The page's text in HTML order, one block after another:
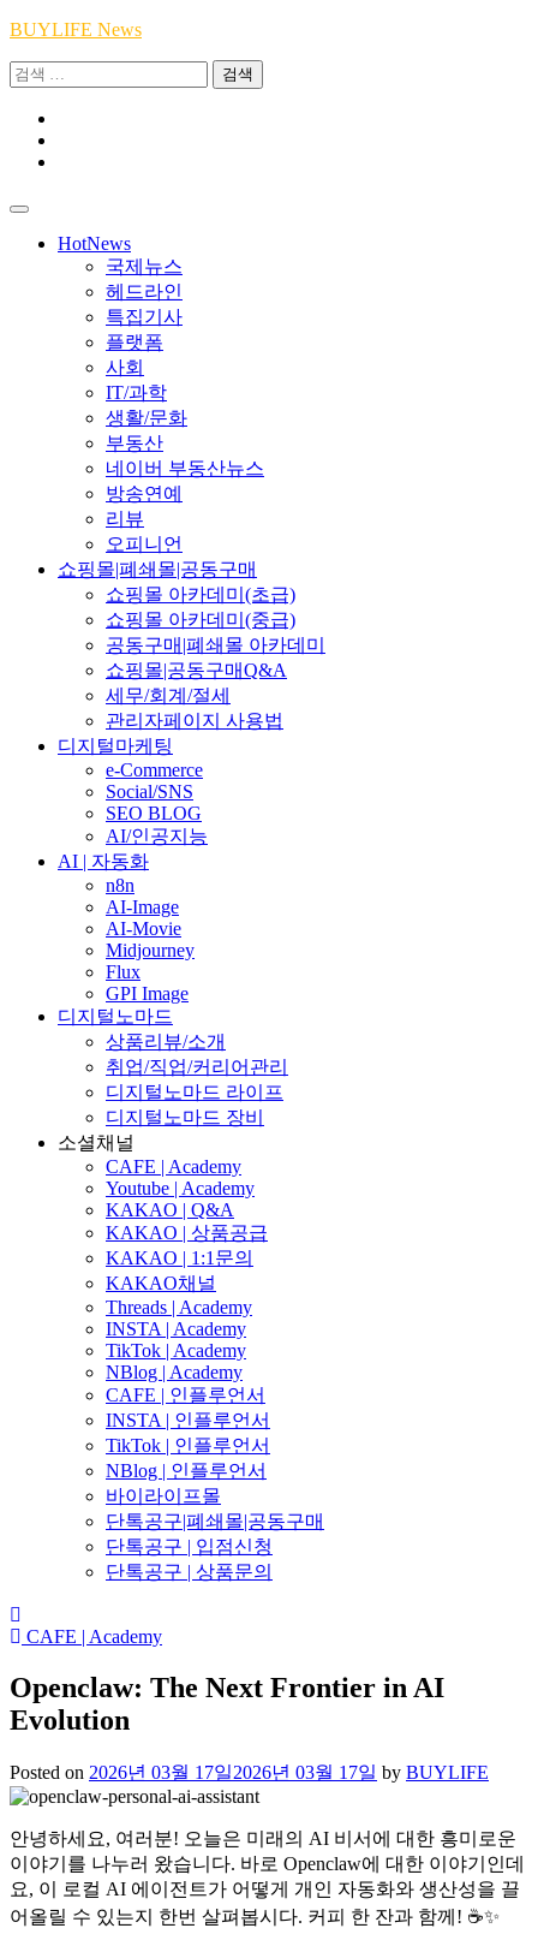
Skip
content
BUYLIFE News
검
HotNews
국제뉴스
헤드라인
특집기사
플랫폼
사회
IT/과학
생활/문화
부동산
네이버 부동산뉴스
방송연예
리뷰
오피니언
쇼핑몰|폐쇄몰|공동구매
쇼핑몰 아카데미(초급)
쇼핑몰 아카데미(중급)
공동구매|폐쇄몰 아카데미
쇼핑몰|공동구매Q&A
세무/회계/절세
관리자페이지 사용법
디지털마케팅
e-Commerce
Social/SNS
SEO BLOG
AI/인공지능
AI | 자동화
n8n
AI-Image
AI-Movie
Midjourney
Flux
GPI Image
디지털노마드
상품리뷰/소개
취업/직업/커리어관리
디지털노마드 라이프
디지털노마드 장비
소셜채널
CAFE | Academy
Youtube | Academy
KAKAO | Q&A
KAKAO | 상품공급
KAKAO | 1:1문의
KAKAO채널
Threads | Academy
INSTA | Academy
TikTok | Academy
NBlog | Academy
CAFE | 인플루언서
INSTA | 인플루언서
TikTok | 인플루언서
NBlog | 인플루언서
바이라이프몰
단톡공구|폐쇄몰|공동구매
단톡공구 | 입점신청
단톡공구 | 상품문의
CAFE | Academy
Openclaw: The Next Frontier in AI
Evolution
Posted on 2026년 03월 17일2026년 03월 17일 by BUYLIFE
안녕하세요, 여러분! 오늘은 미래의 AI 비서에 대한 흥미로운
이야기를 나누러 왔습니다. 바로 Openclaw에 대한 이야기인데
요, 이 로컬 AI 에이전트가 어떻게 개인 자동화와 생산성을 끌
어올릴 수 있는지 한번 살펴봅시다. 커피 한 잔과 함께! ☕✨